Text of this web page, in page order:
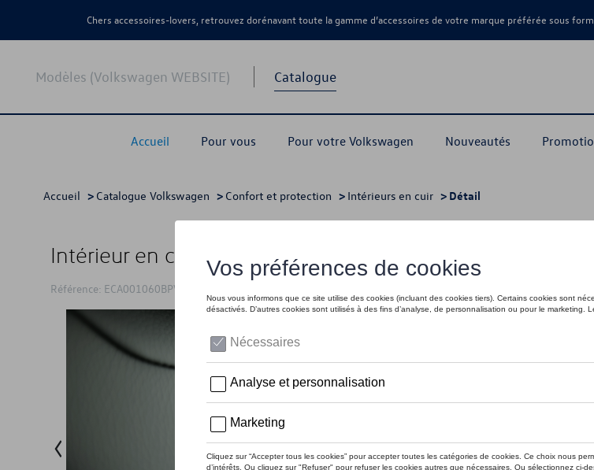
Chers accessoires-lovers, retrouvez dorénavant toute la gamme d’accessoires de votre marque préférée sous
Modèles (Volkswagen WEBSITE) Catalogue
Accueil Pour vous Pour votre Volkswagen Nouveautés
Accueil > Catalogue Volkswagen > Confort et protection > Intérieurs en cuir > Détail
Intérieur en cuir Business Premium VW ID.3
Référence: ECA001060BPVW
Ce produit